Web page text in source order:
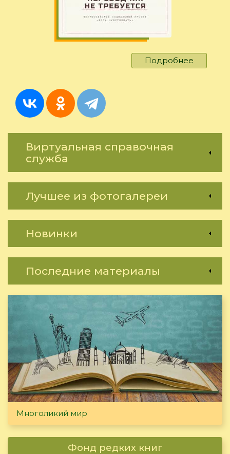
Подробнее
Виртуальная справочная
служба
Лучшее из фотогалереи
Новинки
Последние материалы
Многоликий мир
Фонд редких книг